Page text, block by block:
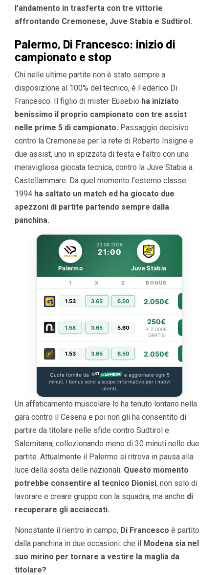
l’andamento in trasferta con tre vittorie
affrontando Cremonese, Juve Stabia e Sudtirol.
Palermo, Di Francesco: inizio di
campionato e stop
Chi nelle ultime partite non è stato sempre a
disposizione al 100% del tecnico, è Federico Di
Francesco. Il figlio di mister Eusebio ha iniziato
benissimo il proprio campionato con tre assist
nelle prime 5 di campionato. Passaggio decisivo
contro la Cremonese per la rete di Roberto Insigne e
due assist, uno in spizzata di testa e l’altro con una
meravigliosa giocata tecnica, contro la Juve Stabia a
Castellammare. Da quel momento l’esterno classe
1994 ha saltato un match ed ha giocato due
spezzoni di partite partendo sempre dalla
panchina.
23.08.2026
21:00
Palermo Juve Stabia
1 X 2 BONUS
1.53 3.65 6.50 2.050€
1.58 3.65 5.60
250€
+ 2.000€
GRATIS
1.53 3.65 6.50 2.050€
Quote fornite da
e aggiornate ogni 5
minuti. I bonus sono a scopo informativo per i nuovi
utenti.
Un affaticamento muscolare lo ha tenuto lontano nella
gara contro il Cesena e poi non gli ha consentito di
partire da titolare nelle sfide contro Sudtirol e
Salernitana, collezionando meno di 30 minuti nelle due
partite. Attualmente il Palermo si ritrova in pausa alla
luce della sosta delle nazionali. Questo momento
potrebbe consentire al tecnico Dionisi, non solo di
lavorare e creare gruppo con la squadra, ma anche di
recuperare gli acciaccati.
Nonostante il rientro in campo, Di Francesco è partito
dalla panchina in due occasioni: che il Modena sia nel
suo mirino per tornare a vestire la maglia da
titolare?